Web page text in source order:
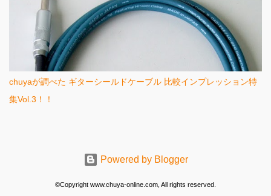
chuyaが調べた ギターシールドケーブル 比較インプレッション特
集Vol.3！！
Powered by Blogger
©Copyright www.chuya-online.com, All rights reserved.